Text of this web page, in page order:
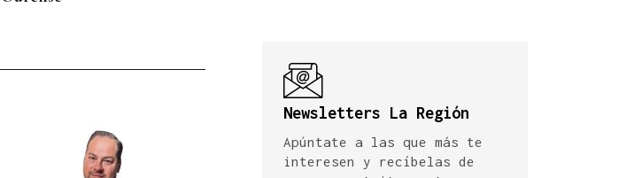
Newsletters La Región
Apúntate a las que más te
interesen y recíbelas de